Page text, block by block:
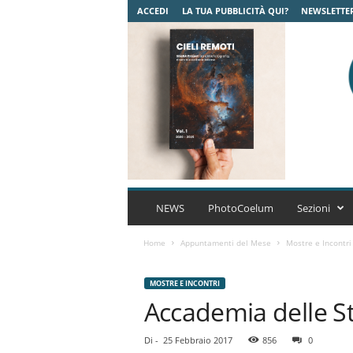
ACCEDI LA TUA PUBBLICITÀ QUI?
C
s
t
NEWS PhotoCoelum Sezioni
Home Appuntamenti del Mese Mostre e Incontri
MOSTRE E INCONTRI
Accademia delle
Di - 25 Febbraio 2017 856 0